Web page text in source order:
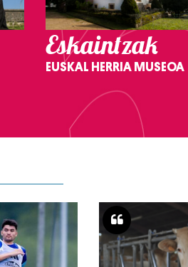
Eskaintzak
EUSKAL HERRIA MUSEOA